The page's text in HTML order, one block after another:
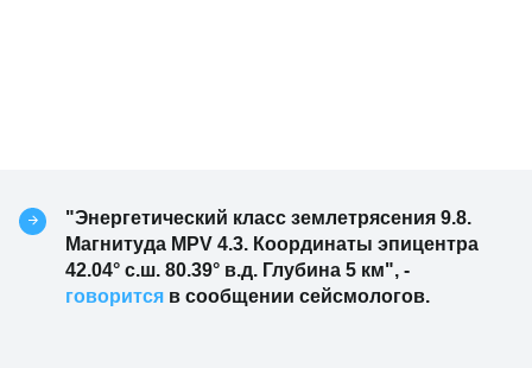
"Энергетический класс землетрясения 9.8.
Магнитуда MPV 4.3. Координаты эпицентра
42.04° с.ш. 80.39° в.д. Глубина 5 км", -
говорится в сообщении сейсмологов.